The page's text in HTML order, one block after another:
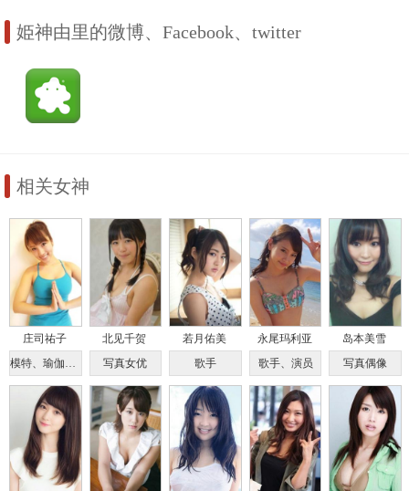
姫神由里的微博、Facebook、twitter
相关女神
庄司祐子
模特、瑜伽教练
北见千贺
写真女优
若月佑美
歌手
永尾玛利亚
歌手、演员
岛本美雪
写真偶像